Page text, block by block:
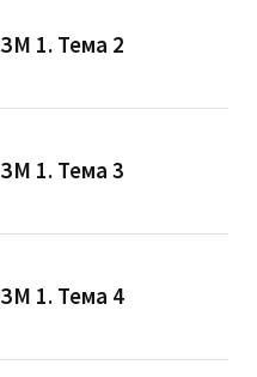
ЗМ 1. Тема 2
ЗМ 1. Тема 3
ЗМ 1. Тема 4